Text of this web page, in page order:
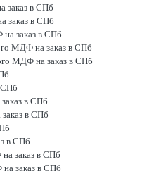
заказ в СПб
заказ в СПб
заказ в СПб
МДФ на заказ в СПб
МДФ на заказ в СПб
СПб
в СПб
в СПб
в СПб
заказ в СПб
заказ в СПб